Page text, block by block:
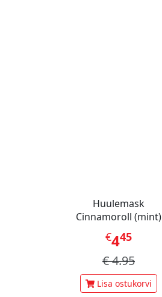
Huulemask
Cinnamoroll (mint)
€445
€4.95
Lisa ostukorvi